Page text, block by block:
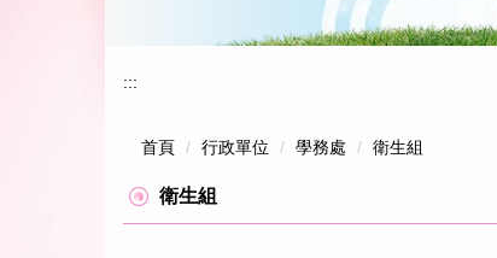
:::
首頁 行政單位 學務處 衛生組
衛生組